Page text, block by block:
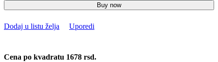
Buy now
Dodaj u listu želja Uporedi
Cena po kvadratu 1678 rsd.